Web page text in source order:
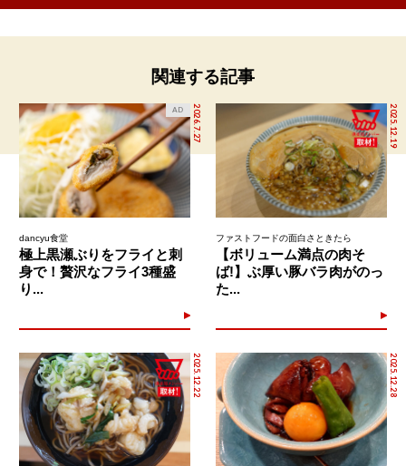
関連する記事
2026.7.27
AD
dancyu食堂
極上黒瀬ぶりをフライと刺
身で！贅沢なフライ3種盛
り...
2025.12.19
ファストフードの面白さときたら
【ボリューム満点の肉そ
ば!】ぶ厚い豚バラ肉がのっ
た...
2025.12.22 2025.12.28